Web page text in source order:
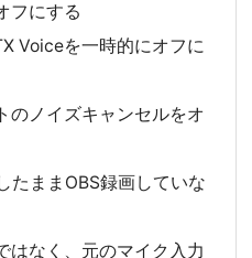
フにする
Voiceを一時的にオフに
のノイズキャンセルをオ
たままOBS録画していな
はなく、元のマイク入力